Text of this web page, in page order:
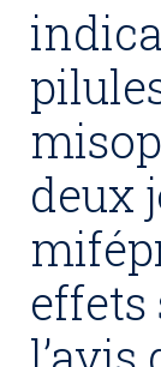
deux
effets